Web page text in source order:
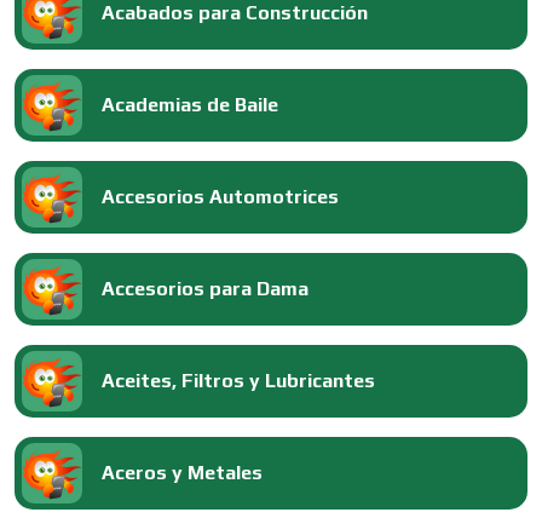
Acabados para Construcción
Academias de Baile
Accesorios Automotrices
Accesorios para Dama
Aceites, Filtros y Lubricantes
Aceros y Metales